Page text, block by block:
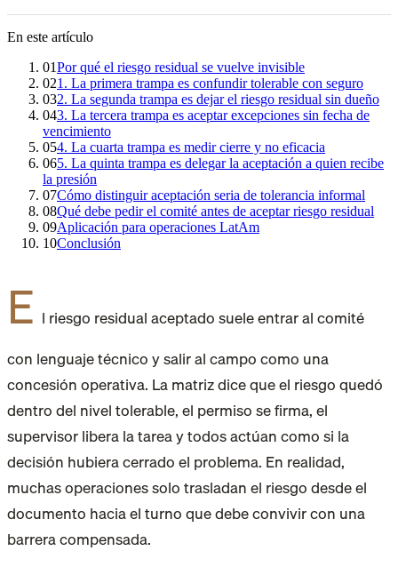
En este artículo
01Por qué el riesgo residual se vuelve invisible
021. La primera trampa es confundir tolerable con seguro
032. La segunda trampa es dejar el riesgo residual sin dueño
043. La tercera trampa es aceptar excepciones sin fecha de
vencimiento
054. La cuarta trampa es medir cierre y no eficacia
065. La quinta trampa es delegar la aceptación a quien recibe
la presión
07Cómo distinguir aceptación seria de tolerancia informal
08Qué debe pedir el comité antes de aceptar riesgo residual
09Aplicación para operaciones LatAm
10Conclusión
E l riesgo residual aceptado suele entrar al comité
con lenguaje técnico y salir al campo como una
concesión operativa. La matriz dice que el riesgo quedó
dentro del nivel tolerable, el permiso se firma, el
supervisor libera la tarea y todos actúan como si la
decisión hubiera cerrado el problema. En realidad,
muchas operaciones solo trasladan el riesgo desde el
documento hacia el turno que debe convivir con una
barrera compensada.